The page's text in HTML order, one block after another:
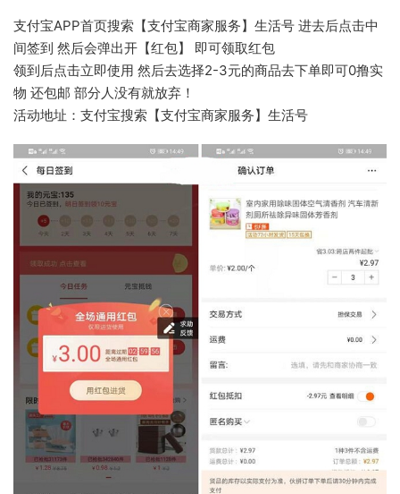
支付宝APP首页搜索【支付宝商家服务】生活号 进去后点击中
间签到 然后会弹出开【红包】 即可领取红包
领到后点击立即使用 然后去选择2-3元的商品去下单即可0撸实
物 还包邮 部分人没有就放弃！
活动地址：支付宝搜索【支付宝商家服务】生活号